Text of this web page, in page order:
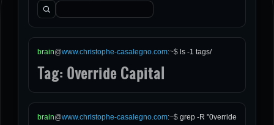
Rechercher :
brain@www.christophe-casalegno.com:~$ ls -1 tags/
Tag: 0verride Capital
brain@www.christophe-casalegno.com:~$ grep -R "0verride